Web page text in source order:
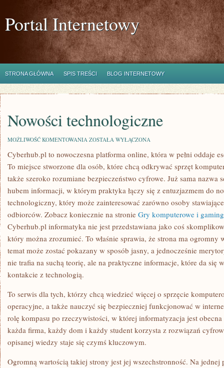
Portal Internetowy
STRONA GŁÓWNA SPIS TREŚCI BLOG INTERNETOWY
Nowości technologiczne
MOŻLIWOŚĆ KOMENTOWANIA NOWOŚCI
ZOSTAŁA WYŁĄCZONA
Cyberhub.pl to nowoczesna platforma online, która w pełni oddaje
To miejsce stworzone dla osób, które chcą odkrywać sprzęt
także szeroko rozumiane bezpieczeństwo cyfrowe. Już sama nazwa
hubem informacji, w którym praktyka łączy się z entuzjazmem do
technologiczny, który może zainteresować zarówno osoby
odbiorców. Zobacz koniecznie na stronie Gry komputerowe i gaming
Cyberhub.pl informatyka nie jest przedstawiana jako coś
który można zrozumieć. To właśnie sprawia, że strona ma
temat może zostać pokazany w sposób jasny, a jednocześnie
nie trafia na suchą teorię, ale na praktyczne informacje, które da się
kontakcie z technologią.
To serwis dla tych, którzy chcą wiedzieć więcej o sprzęcie
operacyjne, a także nauczyć się bezpieczniej funkcjonować w
rolę kompasu po rzeczywistości, w której informatyzacja jest
każda firma, każdy dom i każdy student korzysta z rozwiązań
opisanej wiedzy staje się czymś kluczowym.
Ogromną wartością takiej strony jest jej wszechstronność. Na jednej